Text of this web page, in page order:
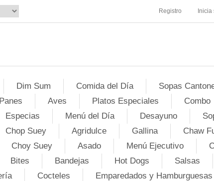
Registro Inicia
Dim Sum Comida del Día Sopas
Aves Platos Especiales Combo
Especias Menú del Día Desayuno
Chop Suey Agridulce Gallina Chaw
Choy Suey Asado Menú Ejecutivo
Bites Bandejas Hot Dogs Salsas
Cocteles Emparedados y Hamburguesas